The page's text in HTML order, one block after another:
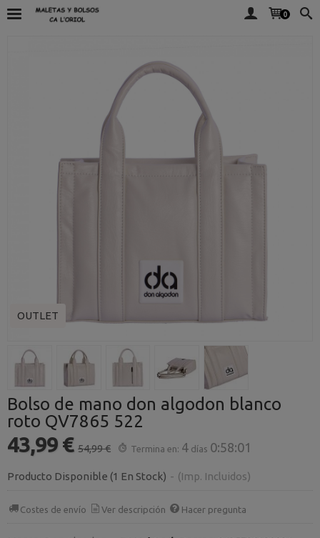
0
OUTLET
Bolso de mano don algodon blanco
roto QV7865 522
43,99 € 54,99 € Termina en: 4 días 0:58:00
Producto Disponible (1 En Stock) - (Imp. Incluidos)
Costes de envío Ver descripción Hacer pregunta